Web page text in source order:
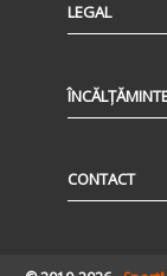
LEGAL
CONTACT